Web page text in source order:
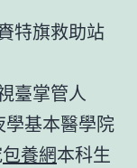
特旗救助站
臺掌管人
基本醫學院
包養網本科生